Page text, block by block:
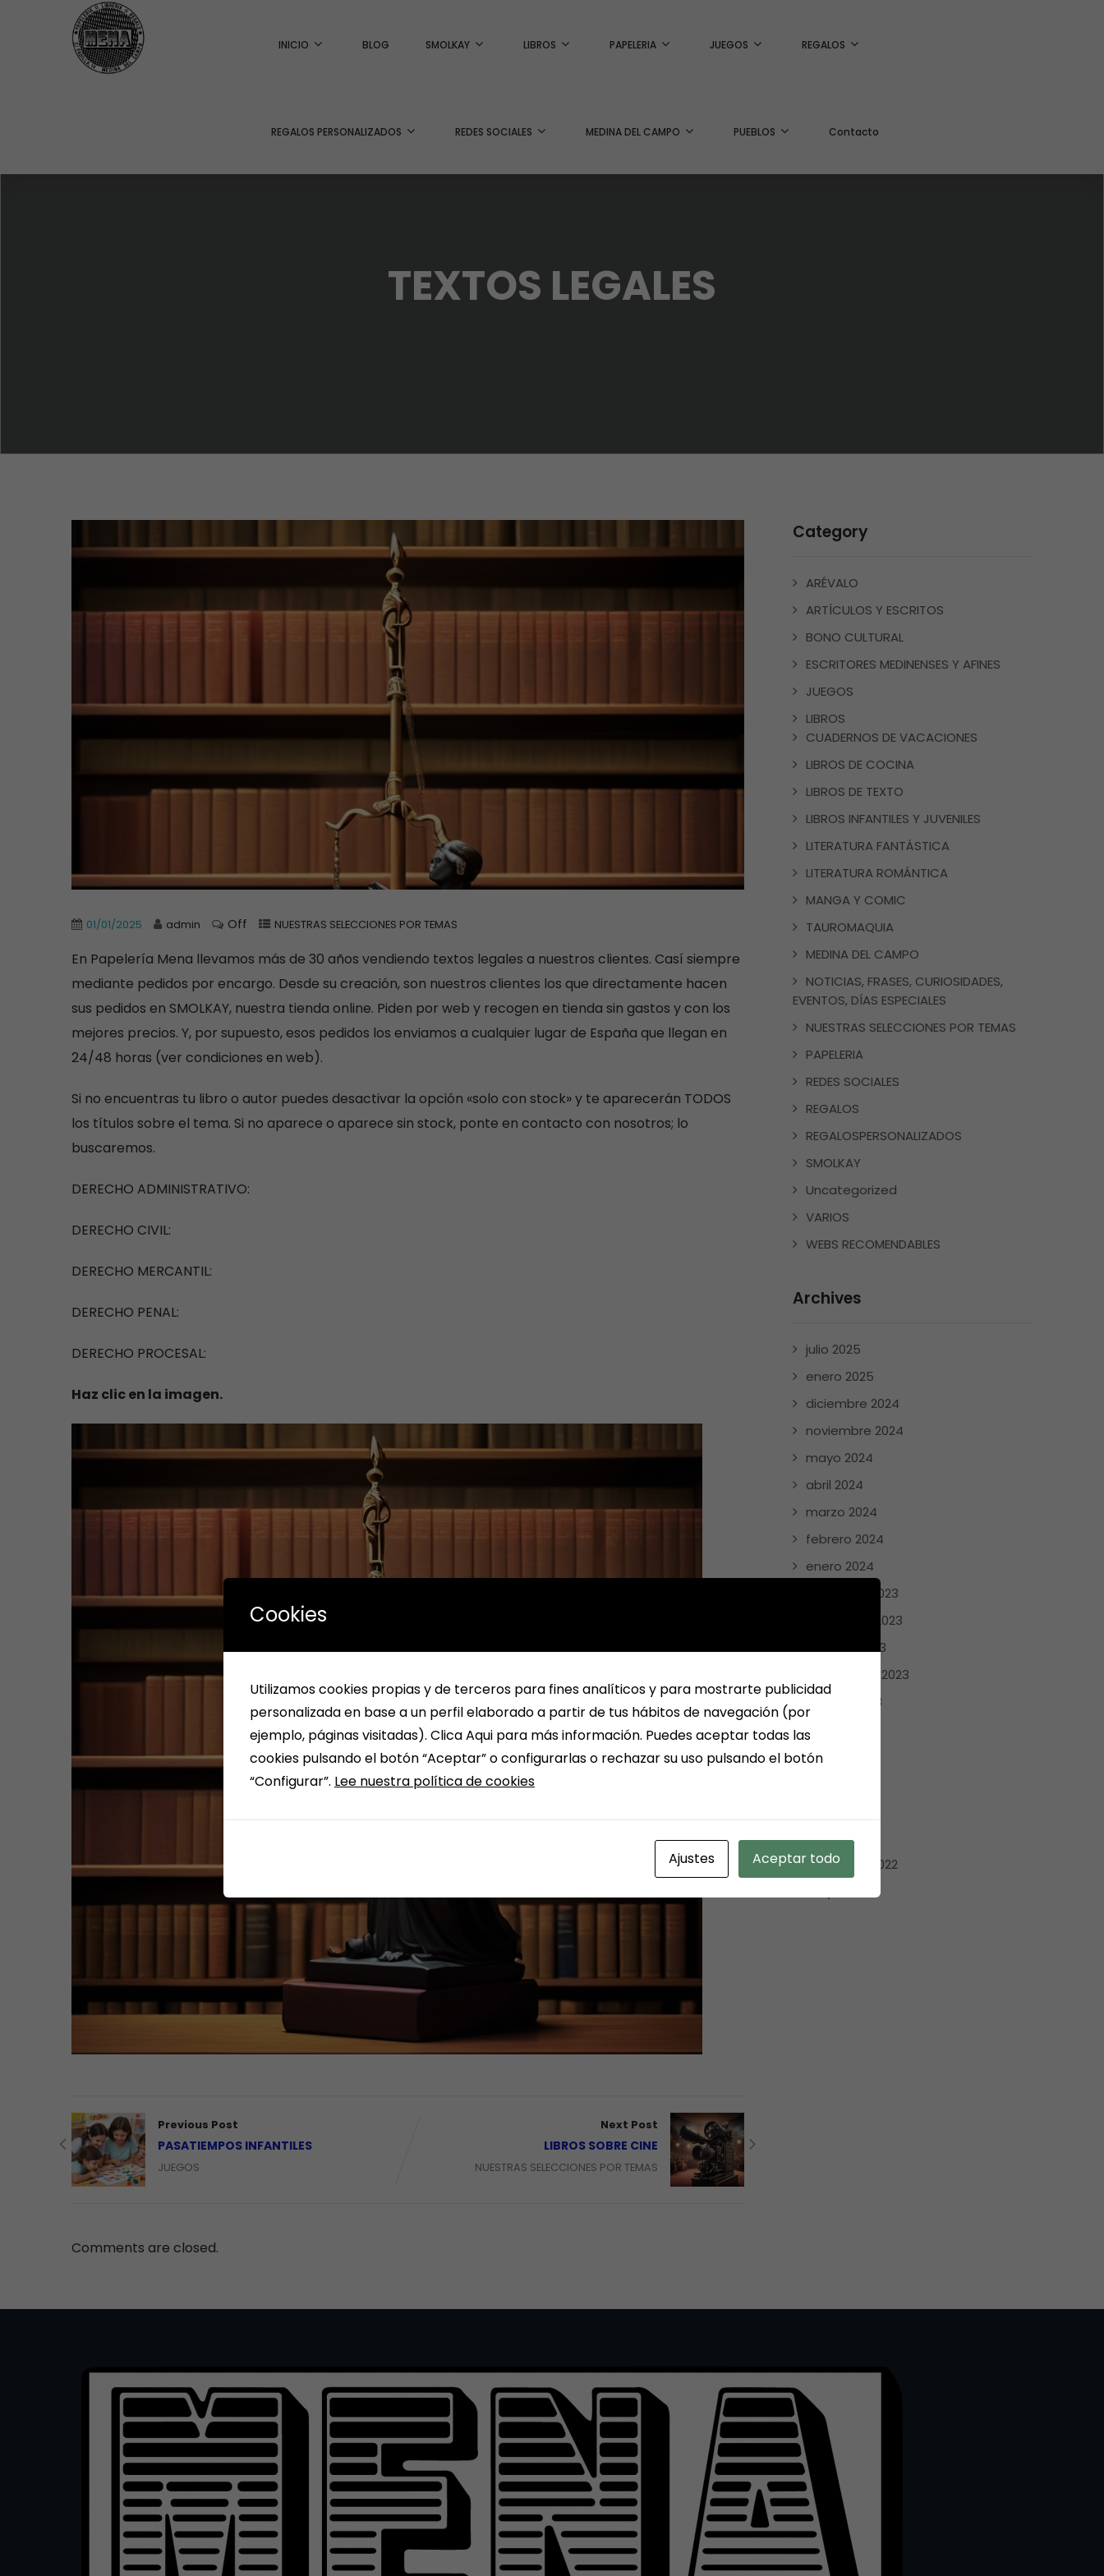
INICIO BLOG SMOLKAY LIBROS PAPELERIA JUEGOS REGALOS
REGALOS PERSONALIZADOS REDES SOCIALES MEDINA DEL CAMPO PUEBLOS Contacto
TEXTOS LEGALES
01/01/2025 admin Off NUESTRAS SELECCIONES POR TEMAS
En Papelería Mena llevamos más de 30 años vendiendo textos legales a nuestros clientes. Casí siempre
mediante pedidos por encargo. Desde su creación, son nuestros clientes los que directamente hacen
sus pedidos en SMOLKAY, nuestra tienda online. Piden por web y recogen en tienda sin gastos y con los
mejores precios. Y, por supuesto, esos pedidos los enviamos a cualquier lugar de España que llegan en
24/48 horas (ver condiciones en web).
Si no encuentras tu libro o autor puedes desactivar la opción «solo con stock» y te aparecerán TODOS
los títulos sobre el tema. Si no aparece o aparece sin stock, ponte en contacto con nosotros; lo
buscaremos.
DERECHO ADMINISTRATIVO:
DERECHO CIVIL:
DERECHO MERCANTIL:
DERECHO PENAL:
DERECHO PROCESAL:
Haz clic en la imagen.
Previous Post
PASATIEMPOS INFANTILES
JUEGOS
Next Post
LIBROS SOBRE CINE
NUESTRAS SELECCIONES POR TEMAS
Comments are closed.
Category
ARÉVALO
ARTÍCULOS Y ESCRITOS
BONO CULTURAL
ESCRITORES MEDINENSES Y AFINES
JUEGOS
LIBROS
CUADERNOS DE VACACIONES
LIBROS DE COCINA
LIBROS DE TEXTO
LIBROS INFANTILES Y JUVENILES
LITERATURA FANTÁSTICA
LITERATURA ROMÁNTICA
MANGA Y COMIC
TAUROMAQUIA
MEDINA DEL CAMPO
NOTICIAS, FRASES, CURIOSIDADES,
EVENTOS, DÍAS ESPECIALES
NUESTRAS SELECCIONES POR TEMAS
PAPELERIA
REDES SOCIALES
REGALOS
REGALOSPERSONALIZADOS
SMOLKAY
Uncategorized
VARIOS
WEBS RECOMENDABLES
Archives
julio 2025
enero 2025
diciembre 2024
noviembre 2024
mayo 2024
abril 2024
marzo 2024
febrero 2024
enero 2024
diciembre 2023
noviembre 2023
octubre 2023
septiembre 2023
agosto 2023
julio 2023
junio 2023
enero 2023
diciembre 2022
Cookies
Utilizamos cookies propias y de terceros para fines analíticos y para mostrarte publicidad
personalizada en base a un perfil elaborado a partir de tus hábitos de navegación (por
ejemplo, páginas visitadas). Clica Aqui para más información. Puedes aceptar todas las
cookies pulsando el botón “Aceptar” o configurarlas o rechazar su uso pulsando el botón
“Configurar”. Lee nuestra política de cookies
Ajustes Aceptar todo